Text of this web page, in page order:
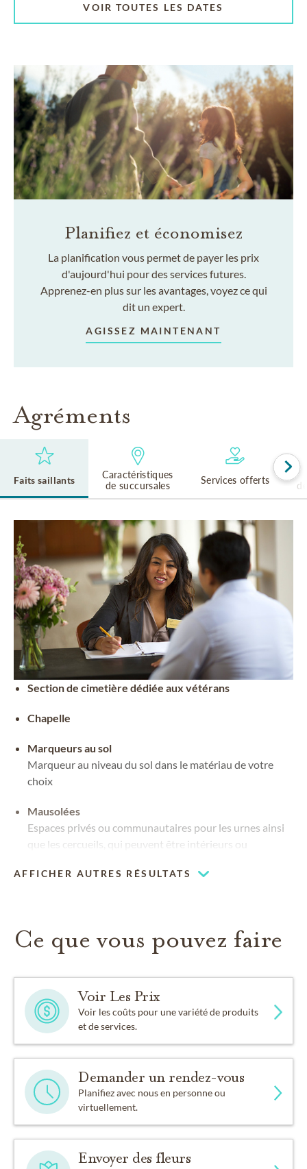
VOIR TOUTES LES DATES
Planifiez et économisez
La planification vous permet de payer les prix
d'aujourd'hui pour des services futures.
Apprenez-en plus sur les avantages, voyez ce qui
dit un expert.
AGISSEZ MAINTENANT
Agréments
Faits saillants
Caractéristiques
de succursales
Services offerts
Section de cimetière dédiée aux vétérans
Chapelle
Marqueurs au sol
Marqueur au niveau du sol dans le matériau de votre
choix
Mausolées
Espaces privés ou communautaires pour les urnes ainsi
que les cercueils, qui peuvent être intérieurs ou
AFFICHER AUTRES RÉSULTATS
Ce que vous pouvez faire
Voir Les Prix
Voir les coûts pour une variété de produits
et de services.
Demander un rendez-vous
Planifiez avec nous en personne ou
virtuellement.
Envoyer des fleurs